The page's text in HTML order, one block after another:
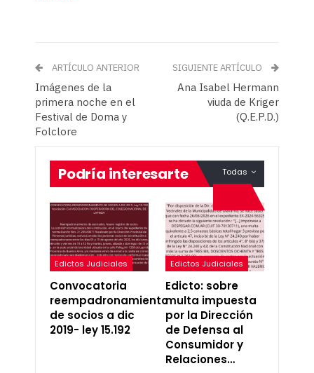
ARTÍCULO ANTERIOR
Imágenes de la
primera noche en el
Festival de Doma y
Folclore
SIGUIENTE ARTÍCULO
Ana Isabel Hermann
viuda de Kriger
(Q.E.P.D.)
Todas
Podría interesarte
Edictos Judiciales
Convocatoria
reempadronamiento
de socios a dic
2019- ley 15.192
Edictos Judiciales
Edicto: sobre
multa impuesta
por la Dirección
de Defensa al
Consumidor y
Relaciones…